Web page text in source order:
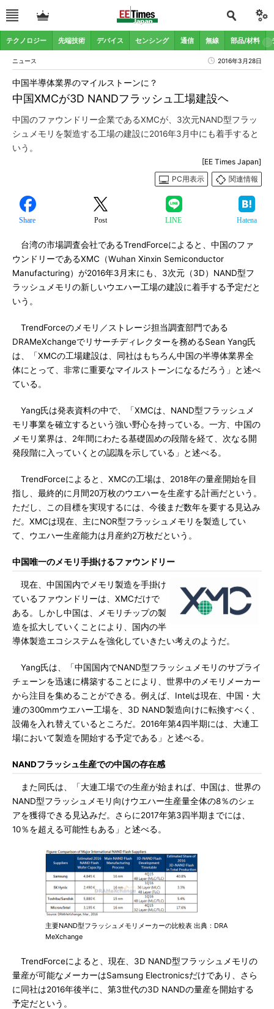
テクノロジー 先端技術 デバイス センシング 通信 無線 部品/材料
ニュース 2016年3月28日
中国XMCが3D NANDフラッシュ工場建設ヘ
中国半導体業界のマイルストーンに？
中国のファウンドリー企業であるXMCが、3次元NAND型フラッ
シュメモリを製造する工場の建設に2016年3月中にも着手すると
いう。
[EE Times Japan]
PC用表示
関連情報
Share Post LINE Hatena
台湾の市場調査会社であるTrendForceによると、中国のファ
ウンドリーであるXMC（Wuhan Xinxin Semiconductor
Manufacturing）が2016年3月末にも、3次元（3D）NAND型フ
ラッシュメモリの新しいウエハー工場の建設に着手する予定だと
いう。
TrendForceのメモリ／ストレージ担当調査部門である
DRAMeXchangeでリサーチディレクターを務めるSean Yang氏
は、「XMCの工場建設は、同社はもちろん中国の半導体業界全
体にとって、非常に重要なマイルストーンになるだろう」と述べ
ている。
Yang氏は発表資料の中で、「XMCは、NAND型フラッシュメ
モリ事業を確立するという強い野心を持っている。一方、中国の
メモリ業界は、2年間にわたる基礎固めの段階を経て、次なる開
発段階に入っていくとの認識を示している」と述べる。
TrendForceによると、XMCの工場は、2018年の量産開始を目
指し、最終的に月間20万枚のウエハーを生産する計画だという。
ただし、この目標を実現するには、今後まだ数年を要する見込み
だ。XMCは現在、主にNOR型フラッシュメモリを製造してい
て、ウエハー生産能力は月産約2万枚だという。
中国唯一のメモリ手掛けるファウンドリー
現在、中国国内でメモリ製造を手掛け
ているファウンドリーは、XMCだけで
ある。しかし中国は、メモリチップの製
造を拡大していくことにより、国内の半
導体製造エコシステムを強化していきたい考えのようだ。
Yang氏は、「中国国内でNAND型フラッシュメモリのサプライ
チェーンを迅速に構築することにより、世界中のメモリメーカー
から注目を集めることができる。例えば、Intelは現在、中国・大
連の300mmウエハー工場を、3D NAND製造向けに転換すべく、
設備を入れ替えているところだ。2016年第4四半期には、大連工
場において製造を開始する予定である」と述べる。
NANDフラッシュ生産での中国の存在感
また同氏は、「大連工場での生産が始まれば、中国は、世界の
NAND型フラッシュメモリ向けウエハー生産量全体の8％のシェ
アを獲得できる見込みだ。さらに2017年第3四半期までには、
10％を超える可能性もある」と述べる。
主要NAND型フラッシュメモリメーカーの比較表 出典：DRA
MeXchange
TrendForceによると、現在、3D NAND型フラッシュメモリの
量産が可能なメーカーはSamsung Electronicsだけであり、さら
に同社は2016年後半に、第3世代の3D NANDの量産を開始する
予定だという。